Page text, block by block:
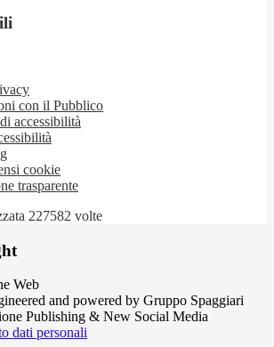
con il Pubblico
accessibilità
cookie
trasparente
227582 volte
and powered by Gruppo Spaggiari
Publishing & New Social Media
dati personali